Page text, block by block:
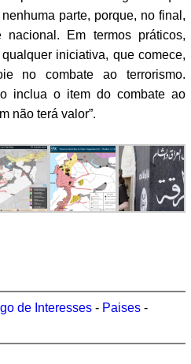
parte, porque, no final,
Em termos práticos,
iniciativa, que comece,
no combate ao terrorismo.
inclua o item do combate ao
não terá valor”.
de Interesses - Paises -